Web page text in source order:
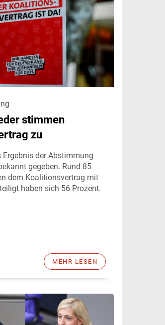
stimmen
zu
Ergebnis der Abstimmung
gegeben. Rund 85
dem Koalitionsvertrag mit
haben sich 56 Prozent.
MEHR LESEN